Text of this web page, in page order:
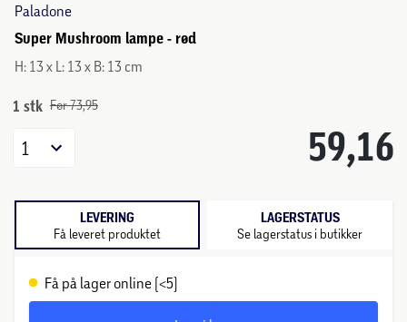
Paladone
Super Mushroom lampe - rød
H: 13 x L: 13 x B: 13 cm
1 stk Før 73,95
59,16
1
LEVERING
Få leveret produktet
LAGERSTATUS
Se lagerstatus i butikker
Få på lager online (<5)